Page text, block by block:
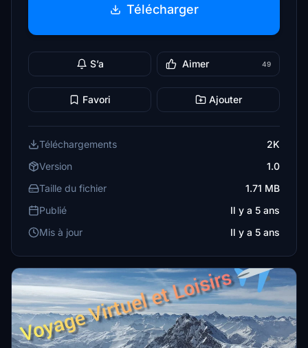
Télécharger
S’a Aimer 49
Favori Ajouter
Téléchargements
2K
Version
1.0
Taille du fichier
1.71 MB
Publié
Il y a 5 ans
Mis à jour
Il y a 5 ans